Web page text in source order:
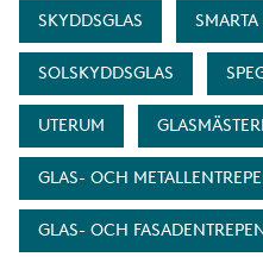
SKYDDSGLAS SMARTA
SOLSKYDDSGLAS
UTERUM GLASMÄSTERI
GLAS- OCH
GLAS- OCH